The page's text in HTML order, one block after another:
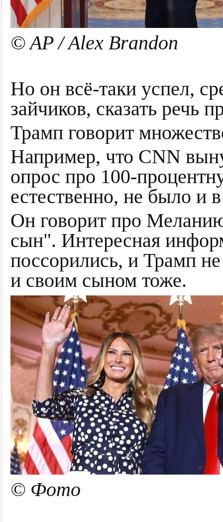
© AP / Alex Brandon
Но он всё-таки успел,
зайчиков, сказать речь
Трамп говорит
Например, что CNN
опрос про 100-
естественно, не было и
Он говорит про
сын". Интересная
поссорились, и Трамп
и своим сыном тоже.
© Фото